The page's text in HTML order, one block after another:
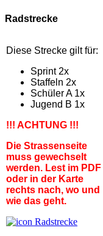
Radstrecke
Diese Strecke gilt für:
Sprint 2x
Staffeln 2x
Schüler A 1x
Jugend B 1x
!!! ACHTUNG !!!
Die Strassenseite
muss gewechselt
werden. Lest im PDF
oder in der Karte
rechts nach, wo und
wie das geht.
Radstrecke